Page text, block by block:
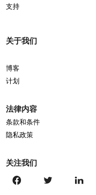
支持
关于我们
博客
计划
法律内容
条款和条件
隐私政策
关注我们